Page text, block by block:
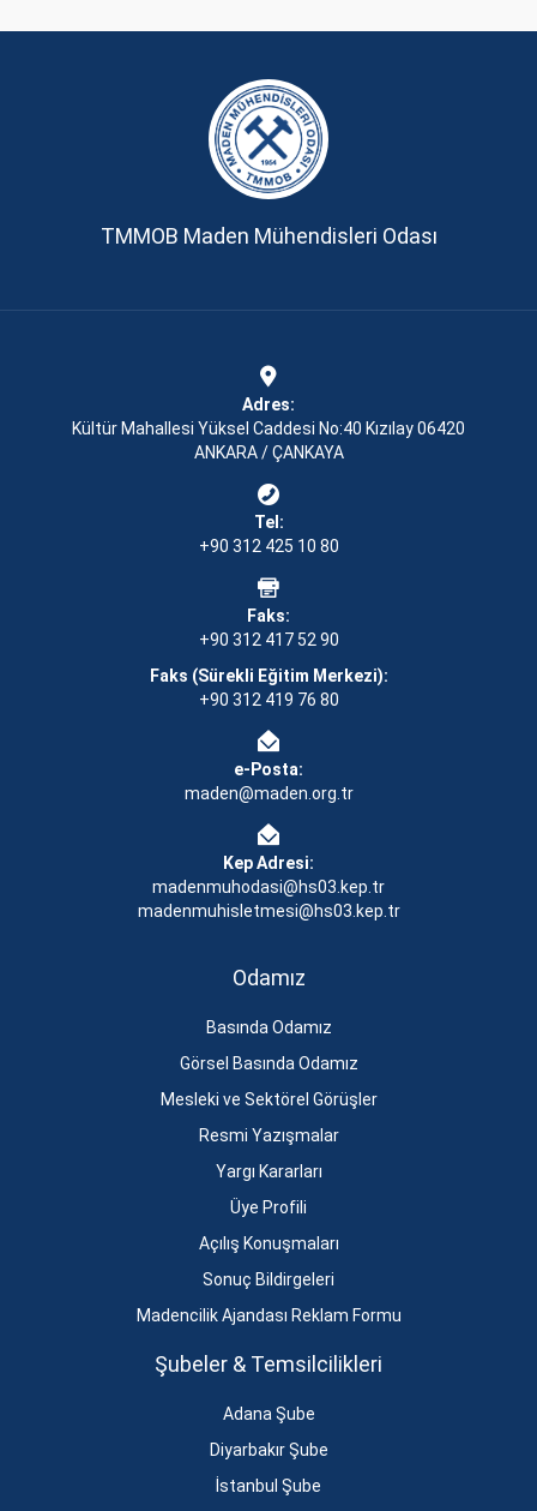
TMMOB Maden Mühendisleri Odası
Adres:
Kültür Mahallesi Yüksel Caddesi No:40 Kızılay 06420
ANKARA / ÇANKAYA
Tel:
+90 312 425 10 80
Faks:
+90 312 417 52 90
Faks (Sürekli Eğitim Merkezi):
+90 312 419 76 80
e-Posta:
maden@maden.org.tr
Kep Adresi:
madenmuhodasi@hs03.kep.tr
madenmuhisletmesi@hs03.kep.tr
Odamız
Basında Odamız
Görsel Basında Odamız
Mesleki ve Sektörel Görüşler
Resmi Yazışmalar
Yargı Kararları
Üye Profili
Açılış Konuşmaları
Sonuç Bildirgeleri
Madencilik Ajandası Reklam Formu
Şubeler & Temsilcilikleri
Adana Şube
Diyarbakır Şube
İstanbul Şube